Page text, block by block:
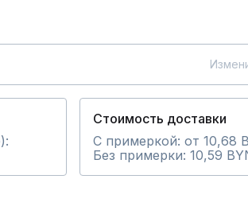
Стоимость доставки
С примеркой: от 10,68
Без примерки: 10,59